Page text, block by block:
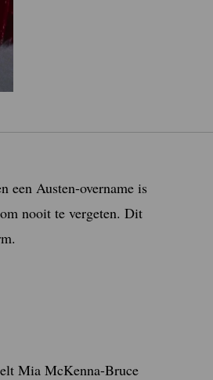
een Austen-overname is
nooit te vergeten. Dit
Mia McKenna-Bruce